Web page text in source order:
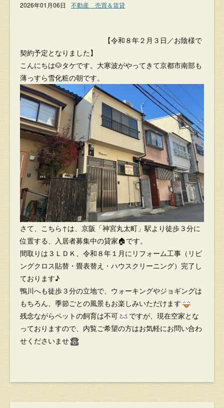
2026年01月06日 不動産 売買＆賃貸
【令和８年２月３日／お陰様で
契約予定となりました】
こんにちは🐶タケです。大寒波がやってきて京都市南部も
薄っすら雪化粧の朝です。
さて、こちら↑は、京阪「神宮丸太町」駅より徒歩３分に
位置する、入居者募集中の貸家🏠です。
間取りは３ＬＤＫ、令和８年１月にリフォーム工事（リビ
ングクロス貼替・畳表替え・ハウスクリーニング）完了し
ております♪
鴨川へも徒歩３分の立地で、ウォーキングやジョギングは
もちろん、季節ごとの風景もお楽しみいただけます
残念ながらペットの飼育は不可
ですが、現在空家とな
っておりますので、内覧ご希望の方はお気軽にお問い合わ
せくださいませ